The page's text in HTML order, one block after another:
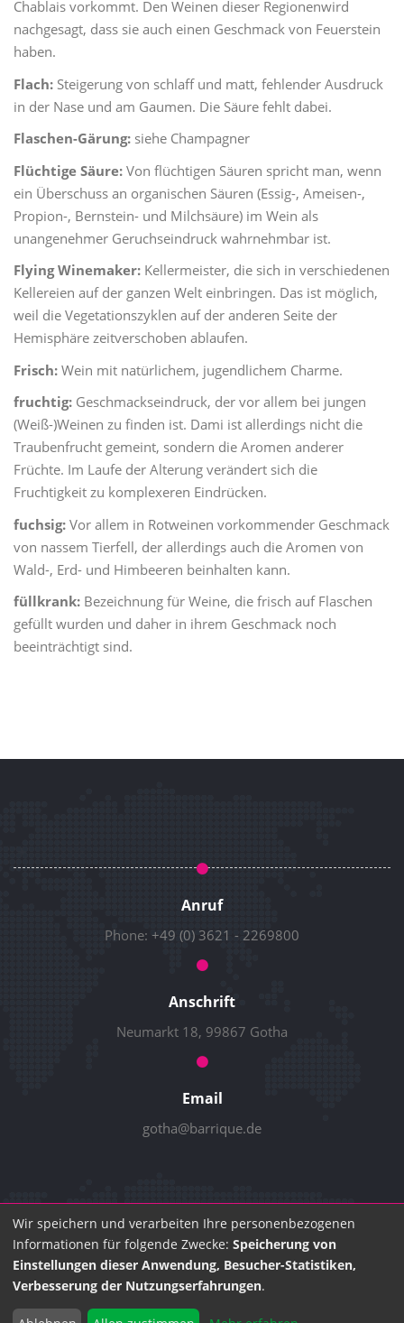
Chablais vorkommt. Den Weinen dieser Regionenwird
nachgesagt, dass sie auch einen Geschmack von Feuerstein
haben.
Flach: Steigerung von schlaff und matt, fehlender Ausdruck
in der Nase und am Gaumen. Die Säure fehlt dabei.
Flaschen-Gärung: siehe Champagner
Flüchtige Säure: Von flüchtigen Säuren spricht man, wenn
ein Überschuss an organischen Säuren (Essig-, Ameisen-,
Propion-, Bernstein- und Milchsäure) im Wein als
unangenehmer Geruchseindruck wahrnehmbar ist.
Flying Winemaker: Kellermeister, die sich in verschiedenen
Kellereien auf der ganzen Welt einbringen. Das ist möglich,
weil die Vegetationszyklen auf der anderen Seite der
Hemisphäre zeitverschoben ablaufen.
Frisch: Wein mit natürlichem, jugendlichem Charme.
fruchtig: Geschmackseindruck, der vor allem bei jungen
(Weiß-)Weinen zu finden ist. Dami ist allerdings nicht die
Traubenfrucht gemeint, sondern die Aromen anderer
Früchte. Im Laufe der Alterung verändert sich die
Fruchtigkeit zu komplexeren Eindrücken.
fuchsig: Vor allem in Rotweinen vorkommender Geschmack
von nassem Tierfell, der allerdings auch die Aromen von
Wald-, Erd- und Himbeeren beinhalten kann.
füllkrank: Bezeichnung für Weine, die frisch auf Flaschen
gefüllt wurden und daher in ihrem Geschmack noch
beeinträchtigt sind.
Anruf
Phone: +49 (0) 3621 - 2269800
Anschrift
Neumarkt 18, 99867 Gotha
Email
gotha@barrique.de
© 2026 Barrique GmbH
Impressum
Datenschutz
Wir speichern und verarbeiten Ihre personenbezogenen
Informationen für folgende Zwecke: Speicherung von
Einstellungen dieser Anwendung, Besucher-Statistiken,
Verbesserung der Nutzungserfahrungen.